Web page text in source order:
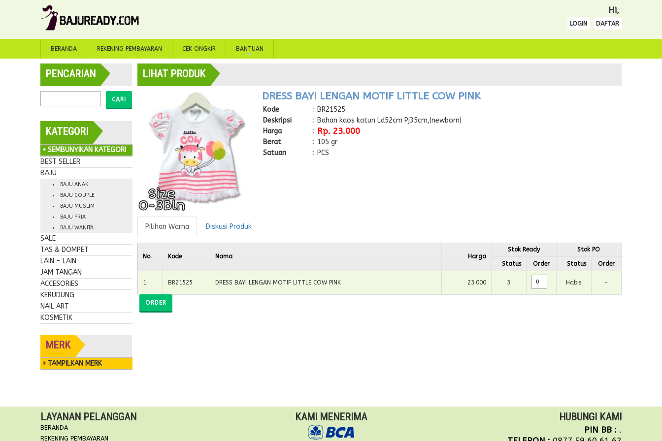
Hi,
LOGIN DAFTAR
BERANDA REKENING PEMBAYARAN
CEK ONGKIR
+
BANTUAN
PENCARIAN
CARI
KATEGORI
+ SEMBUNYIKAN KATEGORI
BEST SELLER
BAJU
BAJU ANAK
BAJU COUPLE
BAJU MUSLIM
BAJU PRIA
BAJU WANITA
SALE
TAS & DOMPET
LAIN - LAIN
JAM TANGAN
ACCESORIES
KERUDUNG
NAIL ART
KOSMETIK
MERK
+ TAMPILKAN MERK
LIHAT PRODUK
DRESS BAYI LENGAN MOTIF LITTLE COW PINK
Kode : BR21525
Deskripsi
: Bahan kaos katun Ld52cm Pj35cm,(newborn)
Harga
: Rp. 23.000
Berat : 105 gr
Satuan
: PCS
Pilihan Warna Diskusi Produk
No. Kode Nama Harga
Stok Ready Stok PO
Status Order Status Order
1. BR21525 DRESS BAYI LENGAN MOTIF LITTLE COW PINK 23.000 3 Habis -
ORDER
LAYANAN PELANGGAN
BERANDA
REKENING PEMBAYARAN
KAMI MENERIMA HUBUNGI KAMI
PIN BB : .